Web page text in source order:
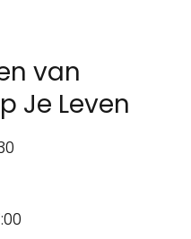
van
Je Leven